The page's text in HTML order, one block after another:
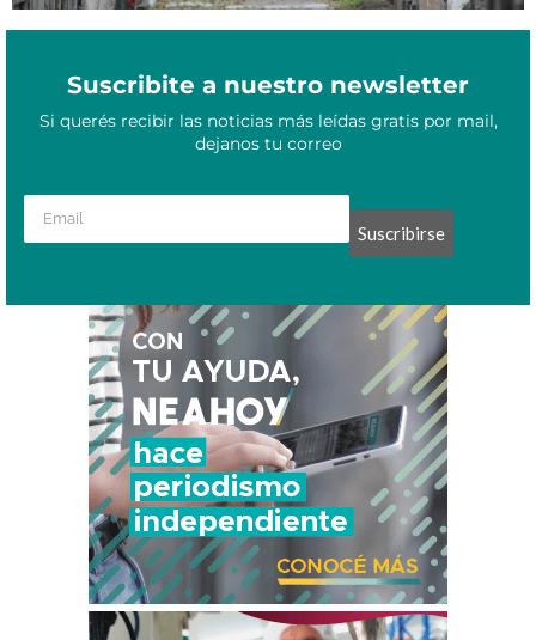
Suscribite a nuestro newsletter
Si querés recibir las noticias más leídas gratis por mail,
dejanos tu correo
Suscribirse